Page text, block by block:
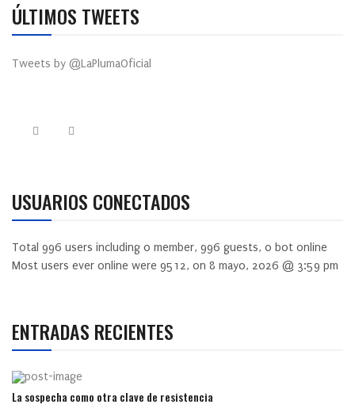
ÚLTIMOS TWEETS
Tweets by @LaPlumaOficial
USUARIOS CONECTADOS
Total 996 users including 0 member, 996 guests, 0 bot online
Most users ever online were 9512, on 8 mayo, 2026 @ 3:59 pm
ENTRADAS RECIENTES
La sospecha como otra clave de resistencia